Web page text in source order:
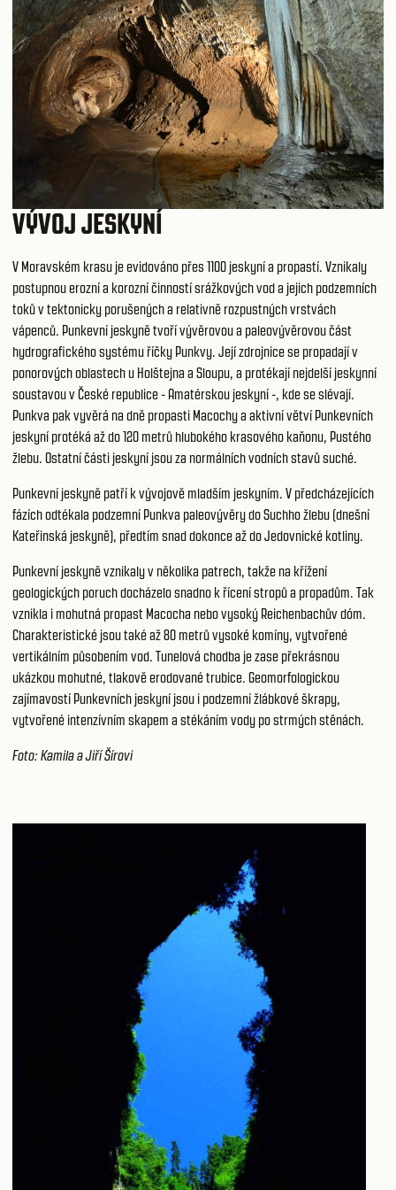
VÝVOJ JESKYNÍ
V Moravském krasu je evidováno přes 1100 jeskyní a propastí. Vznikaly
postupnou erozní a korozní činností srážkových vod a jejich podzemních
toků v tektonicky porušených a relativně rozpustných vrstvách
vápenců. Punkevní jeskyně tvoří vývěrovou a paleovývěrovou část
hydrografického systému říčky Punkvy. Její zdrojnice se propadají v
ponorových oblastech u Holštejna a Sloupu, a protékají nejdelší jeskynní
soustavou v České republice - Amatérskou jeskyní -, kde se slévají.
Punkva pak vyvěrá na dně propasti Macochy a aktivní větví Punkevních
jeskyní protéká až do 120 metrů hlubokého krasového kaňonu, Pustého
žlebu. Ostatní části jeskyní jsou za normálních vodních stavů suché.
Punkevní jeskyně patří k vývojově mladším jeskyním. V předcházejících
fázích odtékala podzemní Punkva paleovývěry do Suchho žlebu (dnešní
Kateřinská jeskyně), předtím snad dokonce až do Jedovnické kotliny.
Punkevní jeskyně vznikaly v několika patrech, takže na křížení
geologických poruch docházelo snadno k řícení stropů a propadům. Tak
vznikla i mohutná propast Macocha nebo vysoký Reichenbachův dóm.
Charakteristické jsou také až 80 metrů vysoké komíny, vytvořené
vertikálním působením vod. Tunelová chodba je zase překrásnou
ukázkou mohutné, tlakově erodované trubice. Geomorfologickou
zajímavostí Punkevních jeskyní jsou i podzemní žlábkové škrapy,
vytvořené intenzívním skapem a stékáním vody po strmých stěnách.
Foto: Kamila a Jiří Šírovi